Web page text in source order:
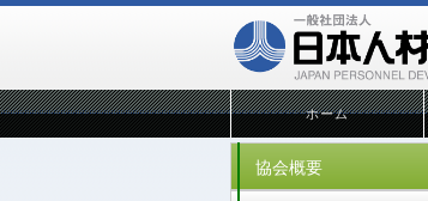
ホーム
協会概要